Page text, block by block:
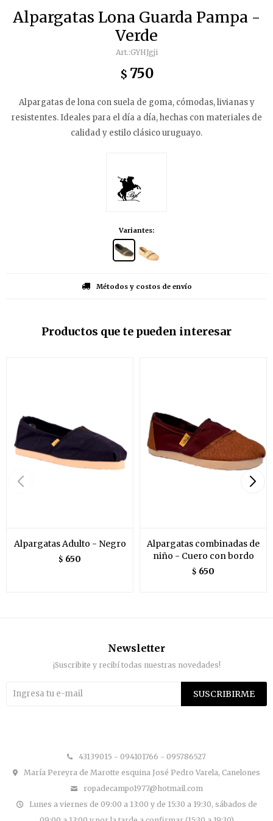
Alpargatas Lona Guarda Pampa -
Verde
GYHJgji
$ 750
Alpargatas de lona con suela de goma, cómodas, livianas y
resistentes. Ideales para el día a día, hechas con materiales de
calidad y estilo clásico uruguayo.
Variantes:
Métodos y costos de envío
Productos que te pueden interesar
Alpargatas Adulto - Negro
$ 650
Alpargatas combinadas de
niño - Cuero con bordo
$ 650
43139015 - 094101766 - 095786527
María Pereyra de Marotte esquina José Pedro Varela, Canelones
ropadecampo1977@hotmail.com
Lunes a viernes de 09:00 a 13:00 y de 15:30 a 19:30, sábados de
Newsletter
¡Suscribite y recibí todas nuestras novedades!
SUSCRIBIRME